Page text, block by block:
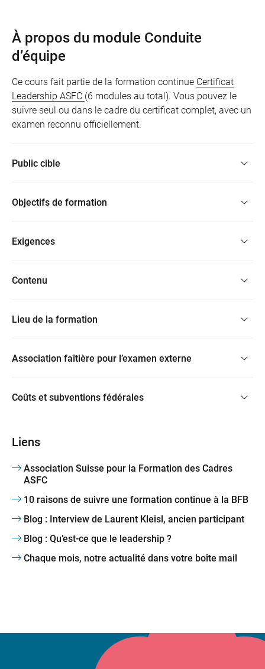
À propos du module Conduite
d’équipe
Ce cours fait partie de la formation continue Certificat
Leadership ASFC (6 modules au total). Vous pouvez le
suivre seul ou dans le cadre du certificat complet, avec un
examen reconnu officiellement.
Public cible
Objectifs de formation
Exigences
Contenu
Lieu de la formation
Association faîtière pour l’examen externe
Coûts et subventions fédérales
Liens
Association Suisse pour la Formation des Cadres
ASFC
10 raisons de suivre une formation continue à la BFB
Blog : Interview de Laurent Kleisl, ancien participant
Blog : Qu’est-ce que le leadership ?
Chaque mois, notre actualité dans votre boîte mail